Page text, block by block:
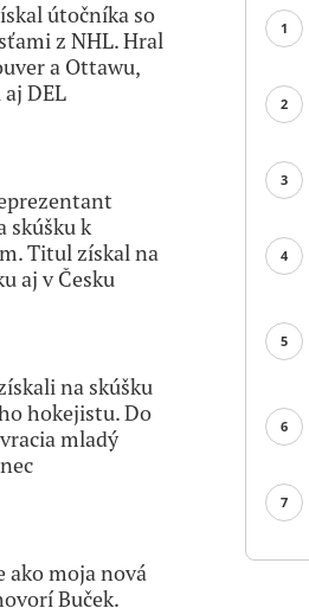
útočníka so
z NHL. Hral
a Ottawu,
DEL
skúšku k
Titul získal na
aj v Česku
na skúšku
hokejistu. Do
mladý
ako moja nová
Buček.
1
2
3
4
5
6
7